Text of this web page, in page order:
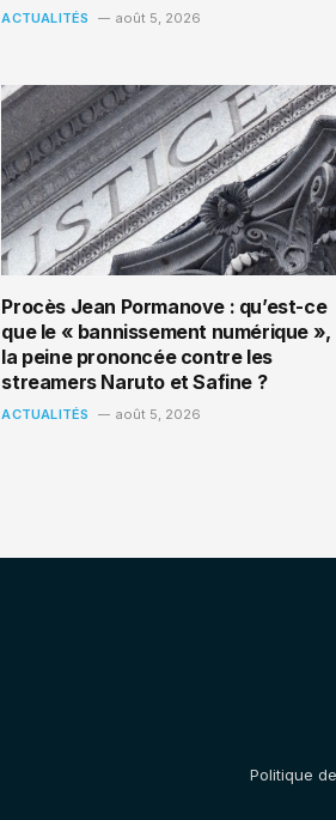
ACTUALITÉS août 5, 2026
Procès Jean Pormanove : qu’est-ce
que le « bannissement numérique »,
la peine prononcée contre les
streamers Naruto et Safine ?
ACTUALITÉS août 5, 2026
Politique